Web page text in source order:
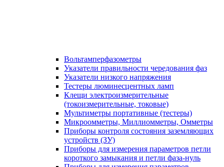
Вольтамперфазометры
Указатели правильности чередования фаз
Указатели низкого напряжения
Тестеры люминесцентных ламп
Клещи электроизмерительные
(токоизмерительные, токовые)
Мультиметры портативные (тестеры)
Микроомметры, Миллиомметры, Омметры
Приборы контроля состояния заземляющих
устройств (ЗУ)
Приборы для измерения параметров петли
короткого замыкания и петли фаза-нуль